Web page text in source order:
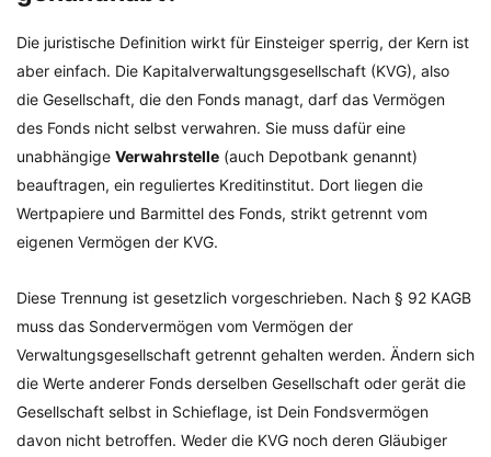
Die juristische Definition wirkt für Einsteiger sperrig, der Kern ist
aber einfach. Die Kapitalverwaltungsgesellschaft (KVG), also
die Gesellschaft, die den Fonds managt, darf das Vermögen
des Fonds nicht selbst verwahren. Sie muss dafür eine
unabhängige Verwahrstelle (auch Depotbank genannt)
beauftragen, ein reguliertes Kreditinstitut. Dort liegen die
Wertpapiere und Barmittel des Fonds, strikt getrennt vom
eigenen Vermögen der KVG.
Diese Trennung ist gesetzlich vorgeschrieben. Nach § 92 KAGB
muss das Sondervermögen vom Vermögen der
Verwaltungsgesellschaft getrennt gehalten werden. Ändern sich
die Werte anderer Fonds derselben Gesellschaft oder gerät die
Gesellschaft selbst in Schieflage, ist Dein Fondsvermögen
davon nicht betroffen. Weder die KVG noch deren Gläubiger